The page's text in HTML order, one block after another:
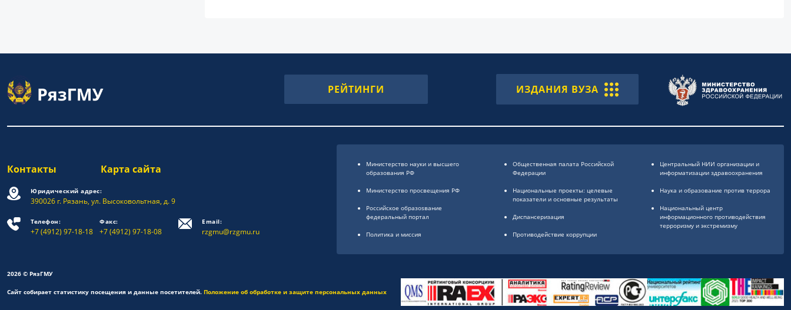
РЕЙТИНГИ ИЗДАНИЯ ВУЗА
Контакты Карта сайта
Юридический адрес:
390026 г. Рязань, ул. Высоковольтная, д. 9
Телефон:
+7 (4912) 97-18-18
Факс:
+7 (4912) 97-18-08
Email:
rzgmu@rzgmu.ru
Министерство науки и высшего
образования РФ
Министерство просвещения РФ
Российское образоsвание
федеральный портал
Политика и миссия
Общественная палата Российской
Федерации
Национальные проекты: целевые
показатели и основные результаты
Диспансеризация
Противодействие коррупции
Центральный НИИ организации и
информатизации здравоохранения
Наука и образование против террора
Национальный центр
информационного противодействия
терроризму и экстремизму
2026 © РязГМУ
Сайт собирает статистику посещения и данные посетителей. Положение об обработке и защите персональных данных